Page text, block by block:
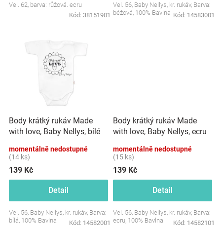
Značky
Hračkářství
Vel. 62, barva: růžová. ecru
Kód: 38151901
Vel. 56, Baby Nellys, kr. rukáv, Barva:
béžová, 100% Bavlna Kód: 14583001
Body krátký rukáv Made
with love, Baby Nellys, bílé
momentálně nedostupné
(14 ks)
139 Kč
Detail
Vel. 56, Baby Nellys, kr. rukáv, Barva:
bílá, 100% Bavlna
Kód: 14582001
Body krátký rukáv Made
with love, Baby Nellys, ecru
momentálně nedostupné
(15 ks)
139 Kč
Detail
Vel. 56, Baby Nellys, kr. rukáv, Barva:
ecru, 100% Bavlna
Kód: 14582101